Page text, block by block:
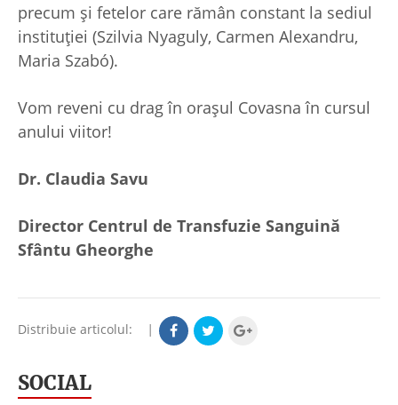
precum şi fetelor care rămân constant la sediul
instituţiei (Szilvia Nyaguly, Carmen Alexandru,
Maria Szabó).
Vom reveni cu drag în oraşul Covasna în cursul
anului viitor!
Dr. Claudia Savu
Director Centrul de Transfuzie Sanguină
Sfântu Gheorghe
Distribuie articolul: |
SOCIAL